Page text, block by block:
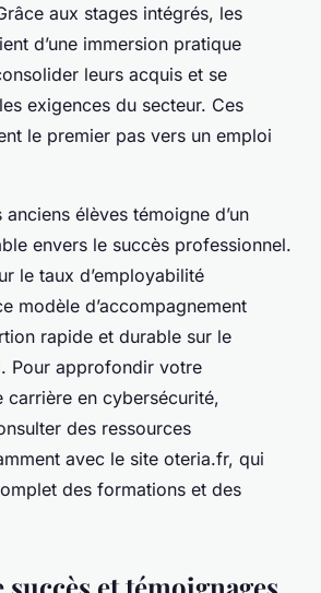
aux stages intégrés, les
d’une immersion pratique
leurs acquis et se
exigences du secteur. Ces
le premier pas vers un emploi
élèves témoigne d’un
envers le succès professionnel.
le taux d’employabilité
modèle d’accompagnement
rapide et durable sur le
Pour approfondir votre
carrière en cybersécurité,
des ressources
avec le site oteria.fr, qui
des formations et des
et témoignages